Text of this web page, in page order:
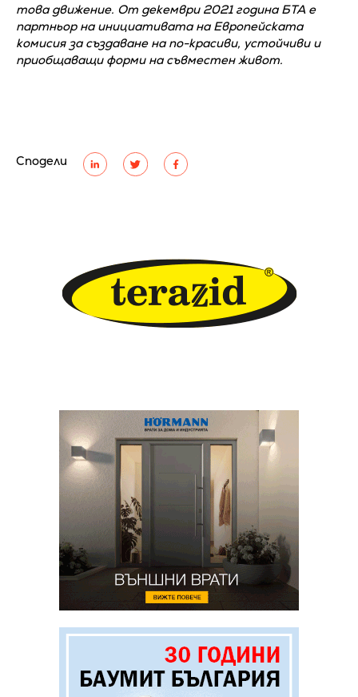
Сподели
това движение. От декември 2021 година БТА е
партньор на инициативата на Европейската
комисия за създаване на по-красиви, устойчиви и
приобщаващи форми на съвместен живот.